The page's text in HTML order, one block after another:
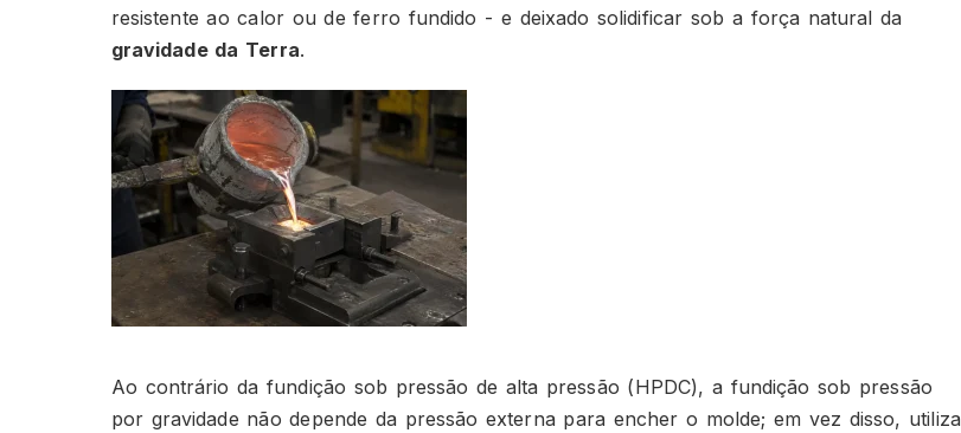
resistente ao calor ou de ferro fundido - e deixado solidificar sob a força natural da
gravidade da Terra.
Ao contrário da fundição sob pressão de alta pressão (HPDC), a fundição sob pressão
por gravidade não depende da pressão externa para encher o molde; em vez disso, utiliza